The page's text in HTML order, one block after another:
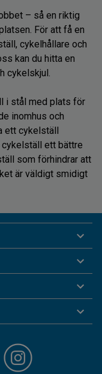
– så en riktig
För att få en
cykelhållare och
kan du hitta en
cykelskjul.
i stål med plats för
inomhus och
ett cykelställ
cykelställ ett bättre
som förhindrar att
är väldigt smidigt
cykeln.
du undviker att
det är trångt.
vara bra att
Med cykelskjul
du just det. Våra
i en mängd olika